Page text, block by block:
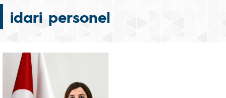
idari personel